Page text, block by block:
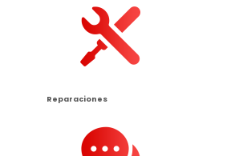
Reparaciones